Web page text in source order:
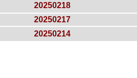
20250218
20250217
20250214